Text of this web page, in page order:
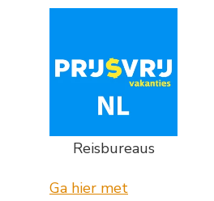
Reisbureaus
Ga hier met